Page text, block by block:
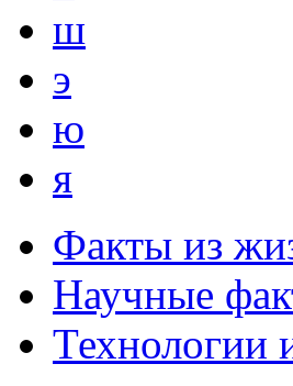
ш
э
ю
я
Факты из
Научные
Технологии